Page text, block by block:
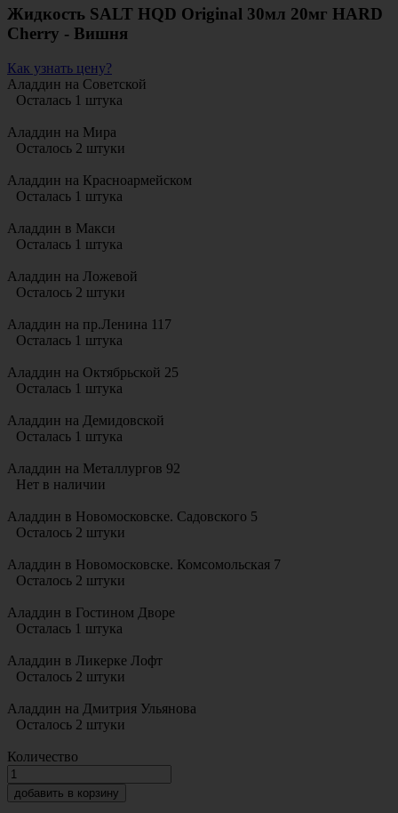
Жидкость SALT HQD Original 30мл 20мг HARD
Cherry - Вишня
Как узнать цену?
Аладдин на Советской
Осталась 1 штука
Аладдин на Мира
Осталось 2 штуки
Аладдин на Красноармейском
Осталась 1 штука
Аладдин в Макси
Осталась 1 штука
Аладдин на Ложевой
Осталось 2 штуки
Аладдин на пр.Ленина 117
Осталась 1 штука
Аладдин на Октябрьской 25
Осталась 1 штука
Аладдин на Демидовской
Осталась 1 штука
Аладдин на Металлургов 92
Нет в наличии
Аладдин в Новомосковске. Садовского 5
Осталось 2 штуки
Аладдин в Новомосковске. Комсомольская 7
Осталось 2 штуки
Аладдин в Гостином Дворе
Осталась 1 штука
Аладдин в Ликерке Лофт
Осталось 2 штуки
Аладдин на Дмитрия Ульянова
Осталось 2 штуки
Количество
добавить в корзину